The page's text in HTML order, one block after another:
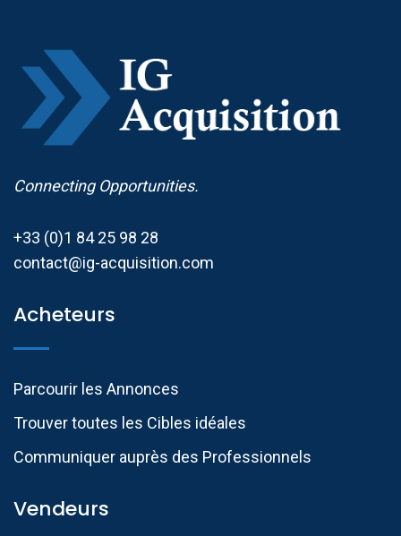
Connecting Opportunities.
+33 (0)1 84 25 98 28
contact@ig-acquisition.com
Acheteurs
Parcourir les Annonces
Trouver toutes les Cibles idéales
Communiquer auprès des Professionnels​
Vendeurs